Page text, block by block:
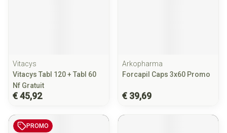
Vitacys
Vitacys Tabl 120 + Tabl 60
Nf Gratuit
€ 45,92
Arkopharma
Forcapil Caps 3x60 Promo
€ 39,69
PROMO